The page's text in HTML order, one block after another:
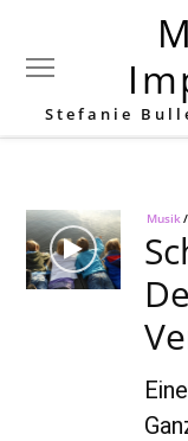
Stefanie
Musik/